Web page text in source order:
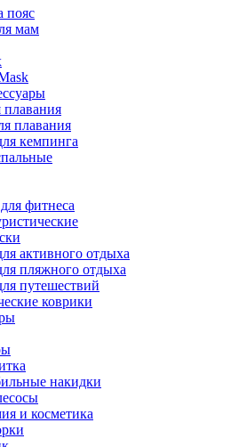
пояс
мам
плавания
плавания
кемпинга
фитнеса
активного отдыха
пляжного отдыха
путешествий
коврики
накидки
и косметика